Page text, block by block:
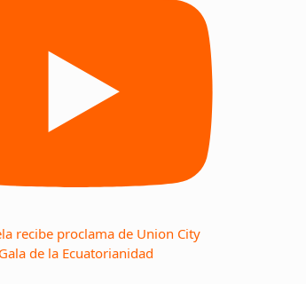
recibe proclama de Union City
de la Ecuatorianidad